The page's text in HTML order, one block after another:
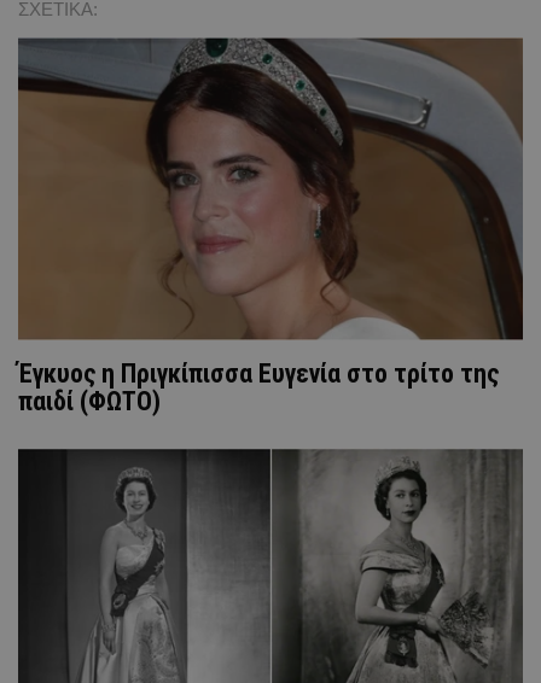
ΣΧΕΤΙΚΑ:
Έγκυος η Πριγκίπισσα Ευγενία στο τρίτο της
παιδί (ΦΩΤΟ)